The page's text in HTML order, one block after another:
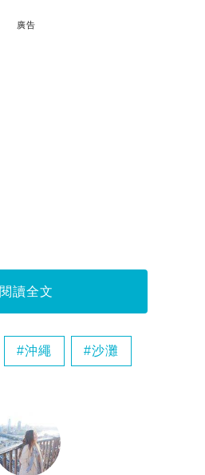
廣告
SUITE
閱讀全文
沖繩 沙灘